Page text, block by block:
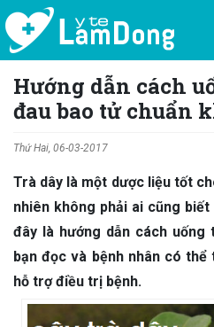
Hướng dẫn cách
đau bao tử chuẩn
Thứ Hai, 06-03-2017
Trà dây là một dược liệu tốt
nhiên không phải ai cũng
đây là hướng dẫn cách
bạn đọc và bệnh nhân có
hỗ trợ điều trị bệnh.